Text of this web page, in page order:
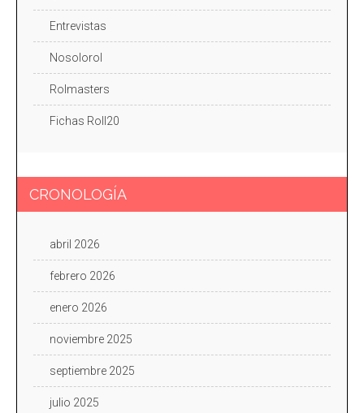
Entrevistas
Nosolorol
Rolmasters
Fichas Roll20
CRONOLOGÍA
abril 2026
febrero 2026
enero 2026
noviembre 2025
septiembre 2025
julio 2025